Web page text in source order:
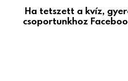
Ha tetszett a kvíz,
csoportunkhoz